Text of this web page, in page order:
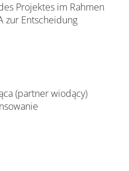
Projektes im Rahmen
zur Entscheidung
(partner wiodący)